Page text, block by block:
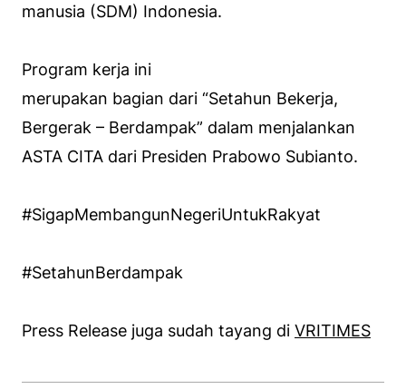
manusia (SDM) Indonesia.
Program kerja ini
merupakan bagian dari “Setahun Bekerja,
Bergerak – Berdampak” dalam menjalankan
ASTA CITA dari Presiden Prabowo Subianto.
#SigapMembangunNegeriUntukRakyat
#SetahunBerdampak
Press Release juga sudah tayang di VRITIMES